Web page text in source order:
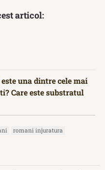
articol:
una dintre cele mai
Care este substratul
romani injuratura